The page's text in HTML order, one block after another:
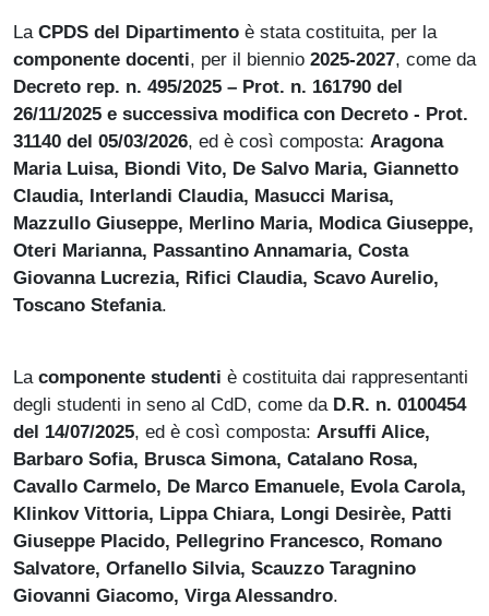
La CPDS del Dipartimento è stata costituita, per la
componente docenti, per il biennio 2025-2027, come da
Decreto rep. n. 495/2025 – Prot. n. 161790 del
26/11/2025 e successiva modifica con Decreto - Prot.
31140 del 05/03/2026, ed è così composta: Aragona
Maria Luisa, Biondi Vito, De Salvo Maria, Giannetto
Claudia, Interlandi Claudia, Masucci Marisa,
Mazzullo Giuseppe, Merlino Maria, Modica Giuseppe,
Oteri Marianna, Passantino Annamaria, Costa
Giovanna Lucrezia, Rifici Claudia, Scavo Aurelio,
Toscano Stefania.
La componente studenti è costituita dai rappresentanti
degli studenti in seno al CdD, come da D.R. n. 0100454
del 14/07/2025, ed è così composta: Arsuffi Alice,
Barbaro Sofia, Brusca Simona, Catalano Rosa,
Cavallo Carmelo, De Marco Emanuele, Evola Carola,
Klinkov Vittoria, Lippa Chiara, Longi Desirèe, Patti
Giuseppe Placido, Pellegrino Francesco, Romano
Salvatore, Orfanello Silvia, Scauzzo Taragnino
Giovanni Giacomo, Virga Alessandro.